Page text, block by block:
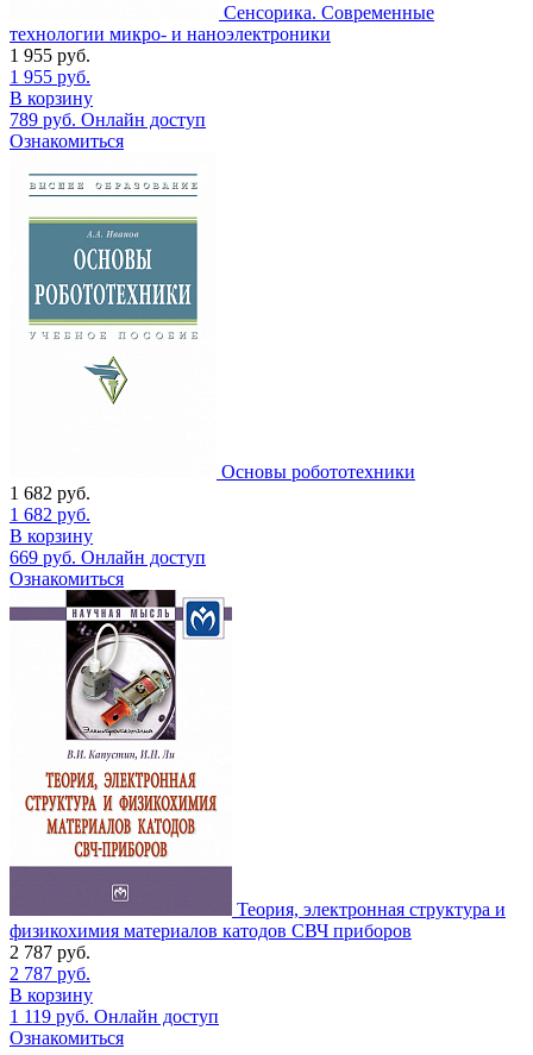
Сенсорика. Современные
технологии микро- и наноэлектроники
1 955 руб.
1 955 руб.
В корзину
789 руб. Онлайн доступ
Ознакомиться
Основы робототехники
1 682 руб.
1 682 руб.
В корзину
669 руб. Онлайн доступ
Ознакомиться
Теория, электронная структура и
физикохимия материалов катодов СВЧ приборов
2 787 руб.
2 787 руб.
В корзину
1 119 руб. Онлайн доступ
Ознакомиться